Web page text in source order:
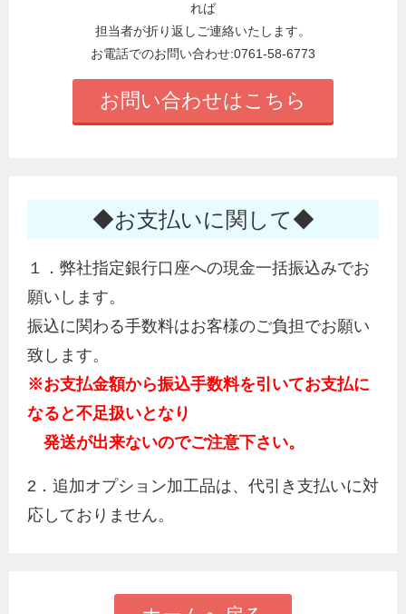
れば
担当者が折り返しご連絡いたします。
お電話でのお問い合わせ:0761-58-6773
お問い合わせはこちら
◆お支払いに関して◆
１．弊社指定銀行口座への現金一括振込みでお
願いします。
振込に関わる手数料はお客様のご負担でお願い
致します。
※お支払金額から振込手数料を引いてお支払に
なると不足扱いとなり
発送が出来ないのでご注意下さい。
2．追加オプション加工品は、代引き支払いに対
応しておりません。